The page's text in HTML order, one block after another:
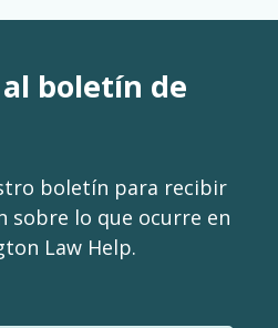
boletín de
boletín para recibir
sobre lo que ocurre en
Law Help.